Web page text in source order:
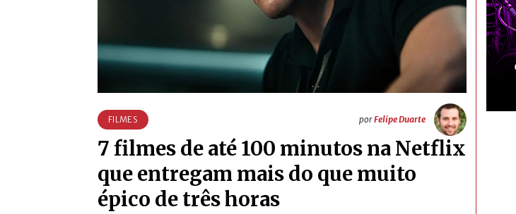
FILMES porFelipe Duarte
7 filmes de até 100 minutos na Netflix
que entregam mais do que muito
épico de três horas